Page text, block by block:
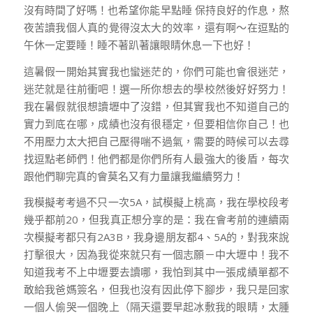
沒有時間了好嗎！也希望你能早點睡 保持良好的作息，熬
夜苦讀我個人真的覺得沒太大的效率，還有啊～在逗點的
午休一定要睡！睡不著趴著讓眼睛休息一下也好！
這暑假一開始其實我也蠻迷茫的，你們可能也會很迷茫，
迷茫就是往前衝吧！選一所你想去的學校然後好好努力！
我在暑假就很想讀壢中了沒錯，但其實我也不知道自己的
實力到底在哪，成績也沒有很穩定，但要相信你自己！也
不用壓力太大把自己壓得喘不過氣，需要的時候可以去尋
找逗點老師們！他們都是你們所有人最強大的後盾，每次
跟他們聊完真的會莫名又有力量讓我繼續努力！
我模擬考考過不只一次5A，試模擬上桃高，我在學校段考
幾乎都前20，但我真正想分享的是：我在會考前的連續兩
次模擬考都只有2A3B，我身邊朋友都4、5A的，對我來說
打擊很大，因為我從來就只有一個志願－中大壢中！我不
知道我考不上中壢要去讀哪，我怕到其中一張成績單都不
敢給我爸媽簽名，但我也沒有因此停下腳步，我只是回家
一個人偷哭一個晚上（隔天還要早起冰敷我的眼睛，太腫